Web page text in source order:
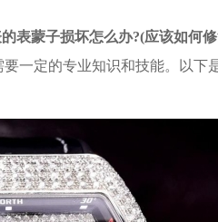
表蒙子损坏怎么办?(应该如何
一定的专业知识和技能。以下